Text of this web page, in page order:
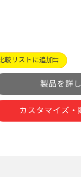
較リストに追加
製品を詳
カスタマイズ・